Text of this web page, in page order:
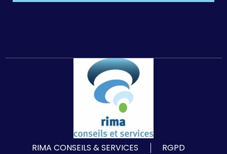
RIMA CONSEILS & SERVICES
RGPD